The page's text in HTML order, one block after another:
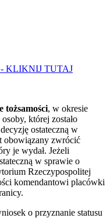
- KLIKNIJ TUTAJ
tożsamości, w okresie
której zostało
ostateczną w
obowiązany zwrócić
je wydał. Jeżeli
w sprawie o
Rzeczypospolitej
komendantowi placówki
o przyznanie statusu